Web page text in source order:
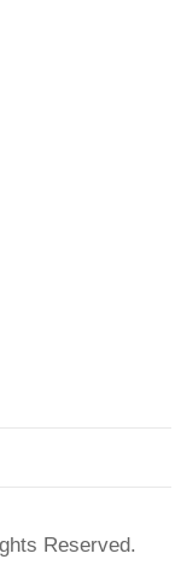
Reserved.